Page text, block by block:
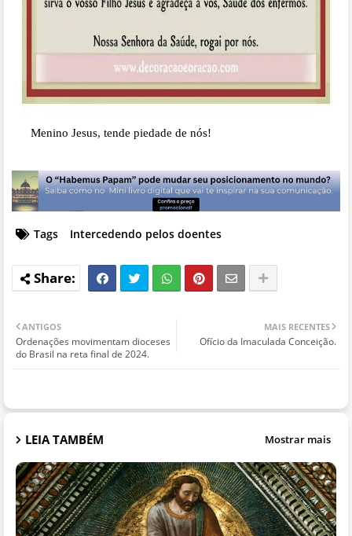
Menino Jesus, tende piedade de nós!
Tags Intercedendo pelos doentes
MAIS RECENTES
Ofício da Imaculada Conceição.
ANTIGOS
Ordenações movimentam dioceses
do Brasil na reta final de 2024.
LEIA TAMBÉM Mostrar mais